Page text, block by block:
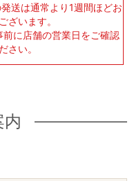
送は通常より1週間ほどお
ざいます。
に店舗の営業日をご確認
さい。
内